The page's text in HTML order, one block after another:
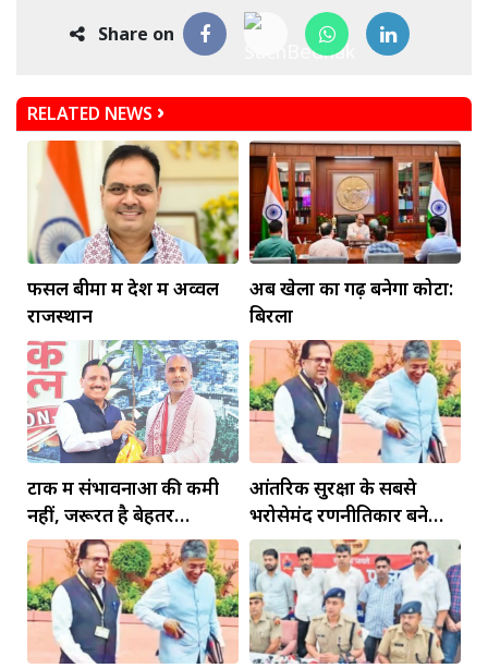
Share on
RELATED NEWS
फसल बीमा में देश में अव्वल
राजस्थान
अब खेलों का गढ़ बनेगा कोटा:
बिरला
टोंक में संभावनाओं की कमी
नहीं, जरूरत है बेहतर
इंफ्रास्ट्रक्चर की
आंतरिक सुरक्षा के सबसे
भरोसेमंद रणनीतिकार बने
रहेंगे गोविंद मोहन